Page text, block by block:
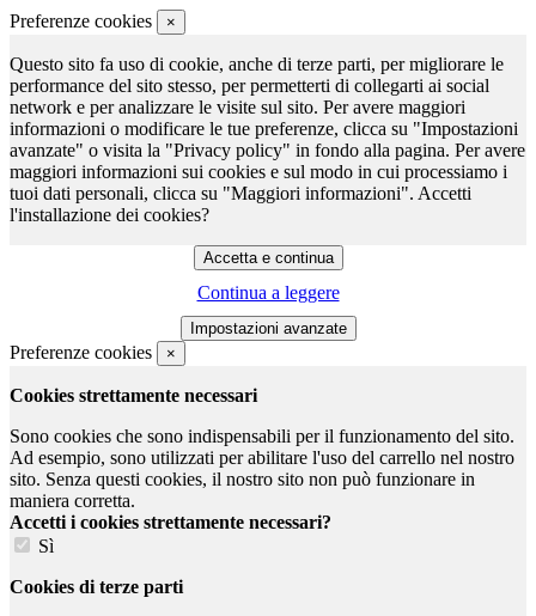
Preferenze cookies ×
Questo sito fa uso di cookie, anche di terze parti, per migliorare le
performance del sito stesso, per permetterti di collegarti ai social
network e per analizzare le visite sul sito. Per avere maggiori
informazioni o modificare le tue preferenze, clicca su "Impostazioni
avanzate" o visita la "Privacy policy" in fondo alla pagina. Per avere
maggiori informazioni sui cookies e sul modo in cui processiamo i
tuoi dati personali, clicca su "Maggiori informazioni". Accetti
l'installazione dei cookies?
Continua a leggere
Preferenze cookies ×
Cookies strettamente necessari
Sono cookies che sono indispensabili per il funzionamento del sito.
Ad esempio, sono utilizzati per abilitare l'uso del carrello nel nostro
sito. Senza questi cookies, il nostro sito non può funzionare in
maniera corretta.
Accetti i cookies strettamente necessari?
Sì
Cookies di terze parti